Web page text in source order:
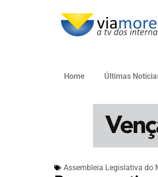
Home Últimas
Assembleia Legislativa do